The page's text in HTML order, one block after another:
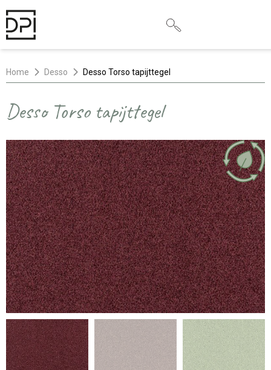
Home Desso Desso Torso tapijttegel
Desso Torso tapijttegel